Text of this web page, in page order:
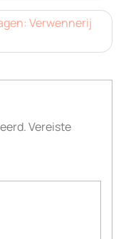
Verwennerij
Vereiste